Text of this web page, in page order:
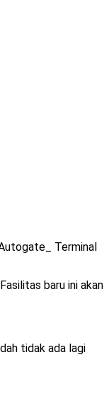
Terminal
baru ini akan
tidak ada lagi